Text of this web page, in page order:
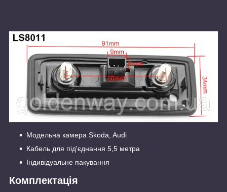
Комплектація
Модельна камера Skoda, Audi
Кабель для під'єднання 5,5 метра
Індивідуальне пакування